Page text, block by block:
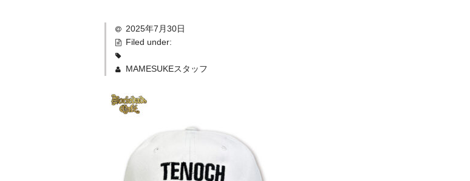
2025年7月30日
Filed under:
MAMESUKEスタッフ